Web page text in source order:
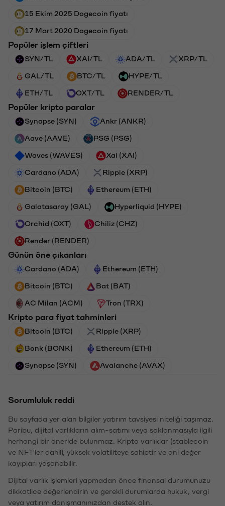
15 Ekim 2025 Dogecoin fiyatı
17 Mart 2020 Dogecoin fiyatı
Popüler işlem çiftleri
SYN/TL XAI/TL ADA/TL XRP/TL
GAL/TL BTC/TL HYPE/TL
ETH/TL OXT/TL RENDER/TL
Popüler kripto paralar
Synapse (SYN) Ankr (ANKR)
Aave (AAVE) PSG (PSG)
Waves (WAVES) Xai (XAI)
Cardano (ADA) Ripple (XRP)
Bitcoin (BTC) Ethereum (ETH)
Galatasaray (GAL) Hyperliquid (HYPE)
Orchid (OXT) Chiliz (CHZ)
Render (RENDER)
Günün öne çıkanları
Cardano (ADA) Ethereum (ETH)
Bitcoin (BTC) Bat (BAT)
AC Milan (ACM) Tron (TRX)
Kripto para fiyat tahminleri
Bitcoin (BTC) Ripple (XRP)
Bonk (BONK) Ethereum (ETH)
Synapse (SYN) Avalanche (AVAX)
Sorumluluk reddi
Bu sayfada yer alan bilgiler yatırım tavsiyesi niteliği taşımaz.
Paribu, dijital varlıkların alım-satımı veya saklanmasıyla ilgili
herhangi bir öneride bulunmaz. Kripto varlıklar (stablecoin
ve NFT'ler dahil), yüksek volatiliteye sahiptir ve ani değer
kayıpları yaşanabilir.
Dijital varlık işlemleri yapmadan önce finansal durumunuzu
dikkatlice değerlendirin ve gerekli durumlarda hukuk, vergi
veya yatırım danışmanınızdan destek alın.